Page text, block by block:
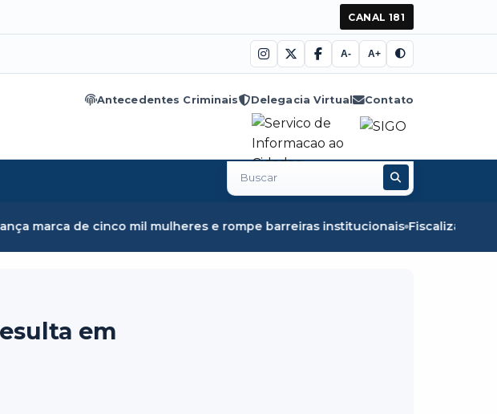
CANAL 181
A- A+
Antecedentes Criminais Delegacia Virtual Contato
Buscar
no
e rompe barreiras institucionais Fiscalização em Óbidos apreende
em